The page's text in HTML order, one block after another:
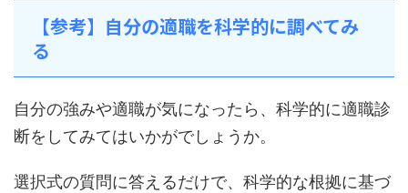
【参考】自分の適職を科学的に調べてみ
る
自分の強みや適職が気になったら、科学的に適職診
断をしてみてはいかがでしょうか。
選択式の質問に答えるだけで、科学的な根拠に基づ